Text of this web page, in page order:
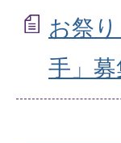
お祭
手」